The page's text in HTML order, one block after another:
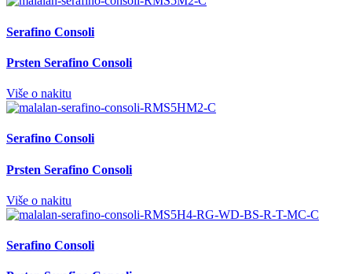
Serafino Consoli
Prsten Serafino Consoli
Više o nakitu
Serafino Consoli
Prsten Serafino Consoli
Više o nakitu
Serafino Consoli